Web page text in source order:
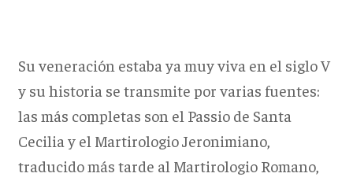
Su veneración estaba ya muy viva en el siglo V
y su historia se transmite por varias fuentes:
las más completas son el Passio de Santa
Cecilia y el Martirologio Jeronimiano,
traducido más tarde al Martirologio Romano,